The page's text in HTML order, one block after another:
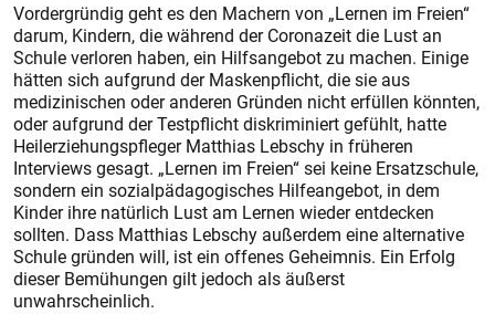
Vordergründig geht es den Machern von „Lernen im Freien“
darum, Kindern, die während der Coronazeit die Lust an
Schule verloren haben, ein Hilfsangebot zu machen. Einige
hätten sich aufgrund der Maskenpflicht, die sie aus
medizinischen oder anderen Gründen nicht erfüllen könnten,
oder aufgrund der Testpflicht diskriminiert gefühlt, hatte
Heilerziehungspfleger Matthias Lebschy in früheren
Interviews gesagt. „Lernen im Freien“ sei keine Ersatzschule,
sondern ein sozialpädagogisches Hilfeangebot, in dem
Kinder ihre natürlich Lust am Lernen wieder entdecken
sollten. Dass Matthias Lebschy außerdem eine alternative
Schule gründen will, ist ein offenes Geheimnis. Ein Erfolg
dieser Bemühungen gilt jedoch als äußerst
unwahrscheinlich.